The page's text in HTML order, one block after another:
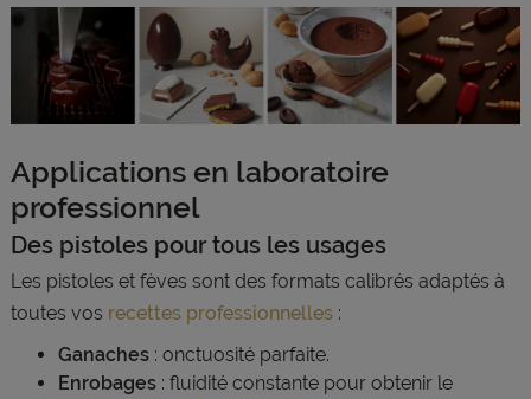
Applications en laboratoire
professionnel
Des pistoles pour tous les usages
Les pistoles et fèves sont des formats calibrés adaptés à
toutes vos recettes professionnelles:
Ganaches: onctuosité parfaite.
Enrobages: fluidité constante pour obtenir le